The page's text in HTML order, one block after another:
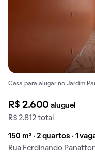
Casa para alugar no Jardim
R$ 2.600 aluguel
R$ 2.812 total
150 m² · 2 quartos · 1
Rua Ferdinando